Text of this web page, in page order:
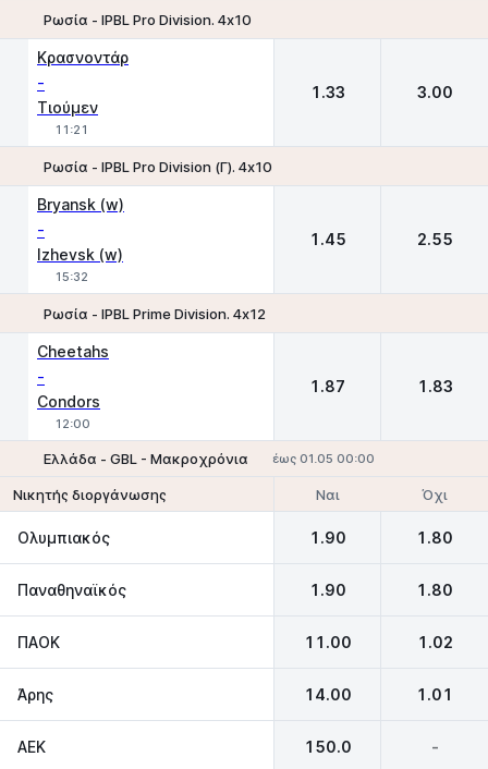
Ρωσία - IPBL Pro Division. 4х10
Κρασνοντάρ
-
Τιούμεν
11:21
1.33 3.00
Ρωσία - IPBL Pro Division (Γ). 4х10
Bryansk (w)
-
Izhevsk (w)
15:32
1.45 2.55
Ρωσία - IPBL Prime Division. 4х12
Cheetahs
-
Condors
12:00
1.87 1.83
Ελλάδα - GBL - Μακροχρόνια έως 01.05 00:00
Νικητής διοργάνωσης Ναι Όχι
Ολυμπιακός 1.90 1.80
Παναθηναϊκός 1.90 1.80
ΠΑΟΚ 11.00 1.02
Άρης 14.00 1.01
AEK 150.0 -